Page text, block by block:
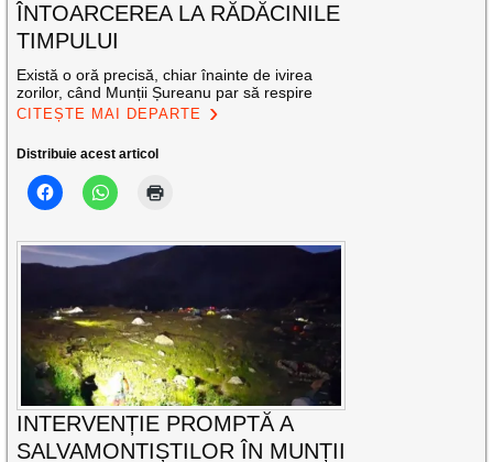
ÎNTOARCEREA LA RĂDĂCINILE
TIMPULUI
Există o oră precisă, chiar înainte de ivirea
zorilor, când Munții Șureanu par să respire
CITEȘTE MAI DEPARTE
Distribuie acest articol
INTERVENȚIE PROMPTĂ A
SALVAMONTIȘTILOR ÎN MUNȚII